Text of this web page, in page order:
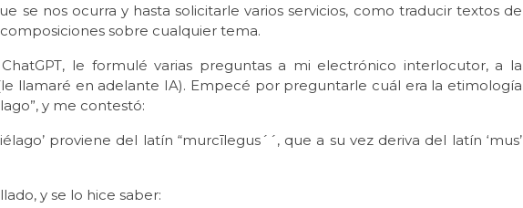
se nos ocurra y hasta solicitarle varios servicios, como traducir textos de
sobre cualquier tema.
le formulé varias preguntas a mi electrónico interlocutor, a la
llamaré en adelante IA). Empecé por preguntarle cuál era la etimología
y me contestó:
proviene del latín “murcīlegus´´, que a su vez deriva del latín ‘mus’
y se lo hice saber: